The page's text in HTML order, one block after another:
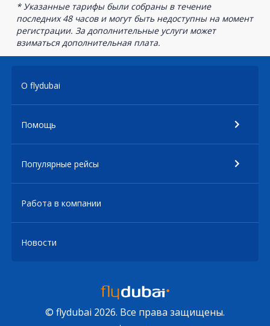
* Указанные тарифы были собраны в течение
последних 48 часов и могут быть недоступны на момент
регистрации. За дополнительные услуги может
взиматься дополнительная плата.
О flydubai
Помощь
Популярные рейсы
Работа в компании
Новости
© flydubai 2026. Все права защищены.